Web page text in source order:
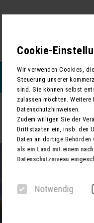
REISEFILTERN
Entdeckungsreise
Cookie-
Wir verwenden Cookies,
Steuerung unserer
sind. Sie können selbst
zulassen möchten.
Datenschutzhinweisen.
Zudem willigen Sie der
Drittstaaten ein, insb. den
Daten an dortige Behörden
als ein Land mit einem
Datenschutzniveau
Notwendig